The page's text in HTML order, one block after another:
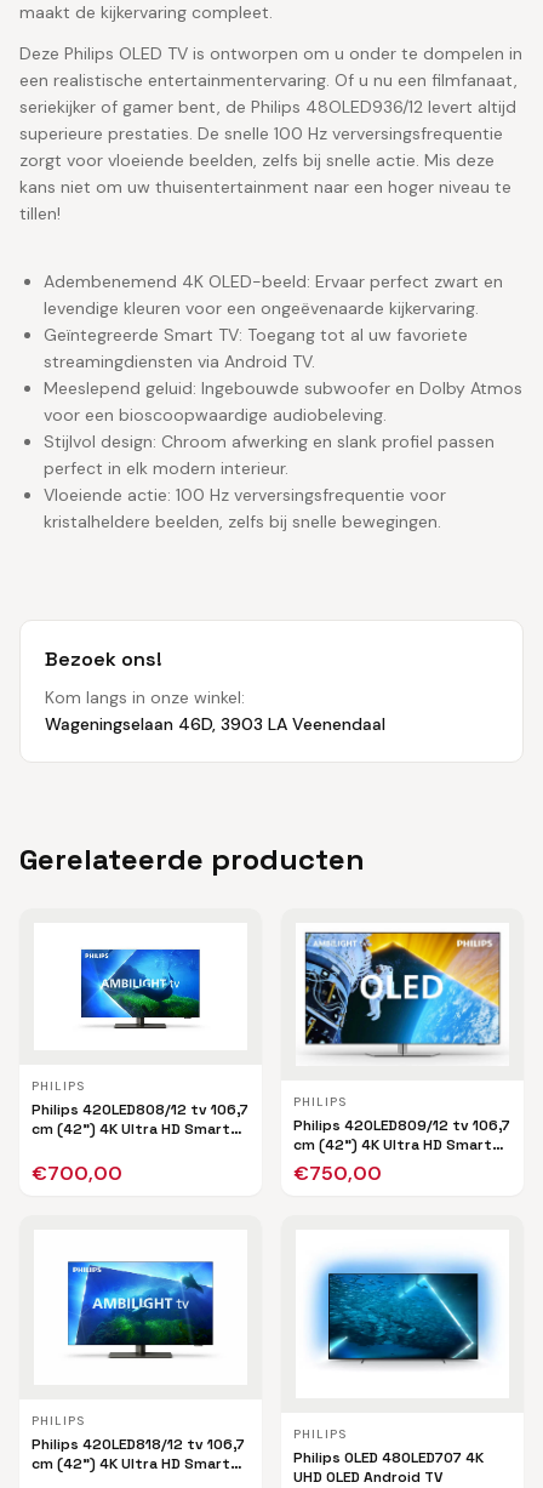
maakt de kijkervaring compleet.
Deze Philips OLED TV is ontworpen om u onder te dompelen in
een realistische entertainmentervaring. Of u nu een filmfanaat,
seriekijker of gamer bent, de Philips 48OLED936/12 levert altijd
superieure prestaties. De snelle 100 Hz verversingsfrequentie
zorgt voor vloeiende beelden, zelfs bij snelle actie. Mis deze
kans niet om uw thuisentertainment naar een hoger niveau te
tillen!
Adembenemend 4K OLED-beeld: Ervaar perfect zwart en
levendige kleuren voor een ongeëvenaarde kijkervaring.
Geïntegreerde Smart TV: Toegang tot al uw favoriete
streamingdiensten via Android TV.
Meeslepend geluid: Ingebouwde subwoofer en Dolby Atmos
voor een bioscoopwaardige audiobeleving.
Stijlvol design: Chroom afwerking en slank profiel passen
perfect in elk modern interieur.
Vloeiende actie: 100 Hz verversingsfrequentie voor
kristalheldere beelden, zelfs bij snelle bewegingen.
Bezoek ons!
Kom langs in onze winkel:
Wageningselaan 46D, 3903 LA Veenendaal
Gerelateerde producten
PHILIPS
Philips 42OLED808/12 tv 106,7
cm (42") 4K Ultra HD Smart
€700,00
PHILIPS
Philips 42OLED809/12 tv 106,7
cm (42") 4K Ultra HD Smart
TV Wifi Zwart
€750,00
PHILIPS
Philips 42OLED818/12 tv 106,7
cm (42") 4K Ultra HD Smart
PHILIPS
Philips OLED 48OLED707 4K
UHD OLED Android TV